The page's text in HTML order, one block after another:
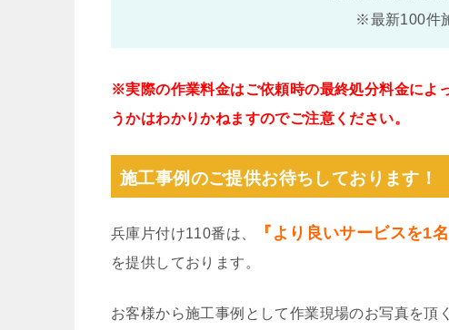
※最新100件
※実際の作業料金はご依頼時の最終処分料金によ
うかはわかりかねますのでご注意ください。
施工事例のご提供お待ちしております！
兵庫片付け110番は、 『より良いサービスを1
を提供しております。
お客様から施工事例として作業現場のお写真を頂